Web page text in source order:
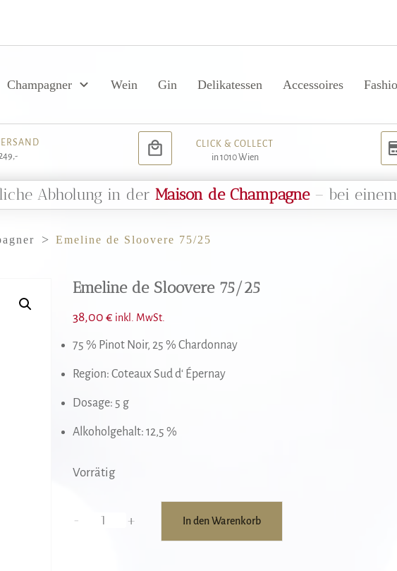
Champagner Wein Gin Delikatessen Accessoires
CLICK & COLLECT
in 1010 Wien
Abholung in der Maison de Champagne – bei
> Emeline de Sloovere 75/25
Emeline de Sloovere 75/25
38,00 € inkl. MwSt.
75 % Pinot Noir, 25 % Chardonnay
Region: Coteaux Sud d‘ Épernay
Dosage: 5 g
Alkoholgehalt: 12,5 %
Vorrätig
-
Emeline
+ In den Warenkorb